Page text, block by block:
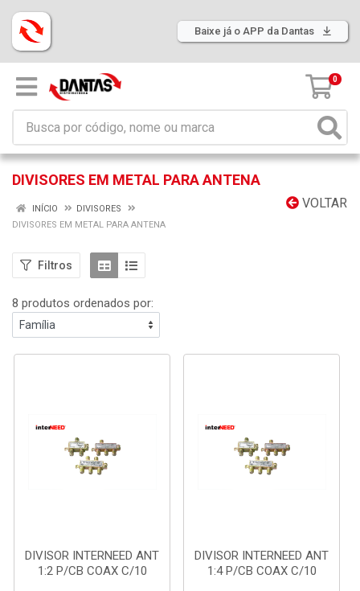
Baixe já o APP da Dantas
0
DIVISORES EM METAL PARA ANTENA
VOLTAR
INÍCIO
DIVISORES
DIVISORES EM METAL PARA ANTENA
Filtros
8 produtos ordenados por:
DIVISOR INTERNEED ANT
1:2 P/CB COAX C/10
DIVISOR INTERNEED ANT
1:4 P/CB COAX C/10